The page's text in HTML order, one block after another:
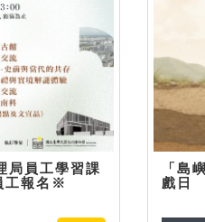
局員工學習課
工報名※
「島
戲日